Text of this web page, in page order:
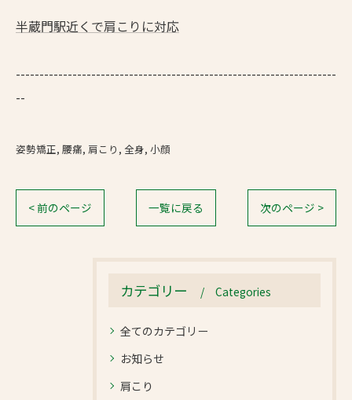
半蔵門駅近くで肩こりに対応
--------------------------------------------------------------------
--
姿勢矯正 腰痛 肩こり 全身 小顔
< 前のページ 一覧に戻る 次のページ >
カテゴリー Categories
全てのカテゴリー
お知らせ
肩こり